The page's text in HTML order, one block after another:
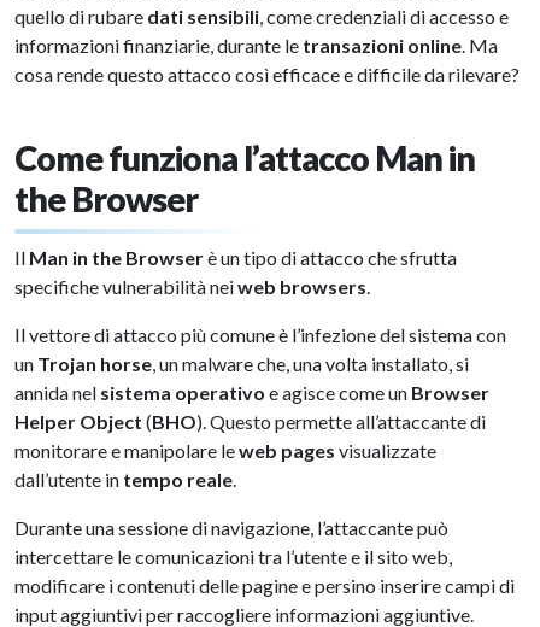
quello di rubare dati sensibili, come credenziali di accesso e
informazioni finanziarie, durante le transazioni online. Ma
cosa rende questo attacco così efficace e difficile da rilevare?
Come funziona l’attacco Man in
the Browser
Il Man in the Browserè un tipo di attacco che sfrutta
specifiche vulnerabilità neiweb browsers.
Il vettore di attacco più comune è l’infezione del sistema con
un Trojan horse, un malware che, una volta installato, si
annida nel sistema operativo e agisce come un Browser
Helper Object (BHO). Questo permette all’attaccante di
monitorare e manipolare leweb pages visualizzate
dall’utente in tempo reale.
Durante una sessione di navigazione, l’attaccante può
intercettare le comunicazioni tra l’utente e il sito web,
modificare i contenuti delle pagine e persino inserire campi di
input aggiuntivi per raccogliere informazioni aggiuntive.